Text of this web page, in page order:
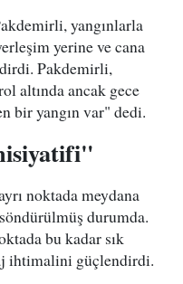
, yangınlarla
yerine ve cana
Pakdemirli,
altında ancak gece
bir yangın var" dedi.
noktada meydana
durumda.
bu kadar sık
ihtimalini güçlendirdi.